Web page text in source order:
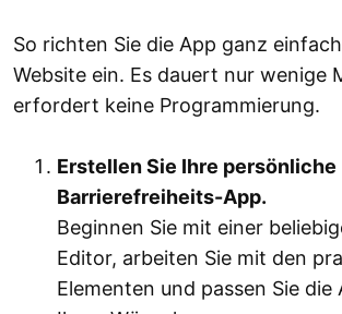
So richten Sie die App ganz
Website ein. Es dauert nur wenige
erfordert keine Programmierung.
Erstellen Sie Ihre persönliche
Barrierefreiheits-App.
Beginnen Sie mit einer
Editor, arbeiten Sie mit den
Elementen und passen Sie die